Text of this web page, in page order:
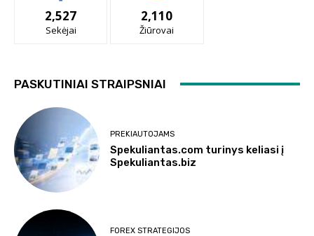
2,527
Sekėjai
2,110
Žiūrovai
PASKUTINIAI STRAIPSNIAI
PREKIAUTOJAMS
Spekuliantas.com turinys keliasi į
Spekuliantas.biz
FOREX STRATEGIJOS